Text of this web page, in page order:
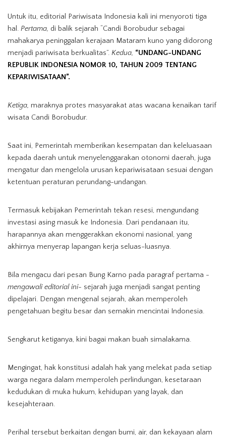
Untuk itu, editorial Pariwisata Indonesia kali ini menyoroti tiga
hal. Pertama, di balik sejarah “Candi Borobudur sebagai
mahakarya peninggalan kerajaan Mataram kuno yang didorong
menjadi pariwisata berkualitas”. Kedua, “UNDANG-UNDANG
REPUBLIK INDONESIA NOMOR 10, TAHUN 2009 TENTANG
KEPARIWISATAAN”.
Ketiga, maraknya protes masyarakat atas wacana kenaikan tarif
wisata Candi Borobudur.
Saat ini, Pemerintah memberikan kesempatan dan keleluasaan
kepada daerah untuk menyelenggarakan otonomi daerah, juga
mengatur dan mengelola urusan kepariwisataan sesuai dengan
ketentuan peraturan perundang-undangan.
Termasuk kebijakan Pemerintah tekan resesi, mengundang
investasi asing masuk ke Indonesia. Dari pendanaan itu,
harapannya akan menggerakkan ekonomi nasional, yang
akhirnya menyerap lapangan kerja seluas-luasnya.
Bila mengacu dari pesan Bung Karno pada paragraf pertama -
mengawali editorial ini- sejarah juga menjadi sangat penting
dipelajari. Dengan mengenal sejarah, akan memperoleh
pengetahuan begitu besar dan semakin mencintai Indonesia.
Sengkarut ketiganya, kini bagai makan buah simalakama.
Mengingat, hak konstitusi adalah hak yang melekat pada setiap
warga negara dalam memperoleh perlindungan, kesetaraan
kedudukan di muka hukum, kehidupan yang layak, dan
kesejahteraan.
Perihal tersebut berkaitan dengan bumi, air, dan kekayaan alam